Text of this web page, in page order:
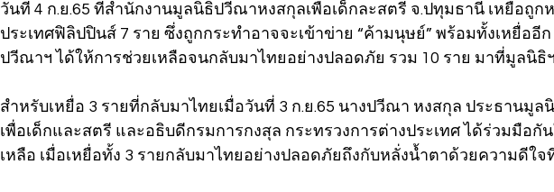
วันที่ 4 ก.ย.65 ที่สำนักงานมูลนิธิปวีณาหงสกุลเพื่อเด็กละสตรี จ.ปทุมธานี เหยื่อถูก
ประเทศฟิลิปปินส์ 7 ราย ซึ่งถูกกระทำอาจจะเข้าข่าย “ค้ามนุษย์” พร้อมทั้งเหยื่ออี
ปวีณาฯ ได้ให้การช่วยเหลือจนกลับมาไทยอย่างปลอดภัย รวม 10 ราย มาที่มูลนิธิฯ
สำหรับเหยื่อ 3 รายที่กลับมาไทยเมื่อวันที่ 3 ก.ย.65 นางปวีณา หงสกุล ประธานมู
เพื่อเด็กและสตรี และอธิบดีกรมการกงสุล กระทรวงการต่างประเทศ ได้ร่วมมือกั
เหลือ เมื่อเหยื่อทั้ง 3 รายกลับมาไทยอย่างปลอดภัยถึงกับหลั่งน้ำตาด้วยความดีใ